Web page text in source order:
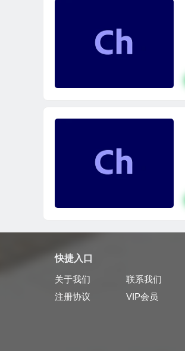
快捷入口
关于我们 联系我们
注册协议
VIP会员